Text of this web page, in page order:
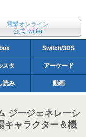
電撃オンライン
公式Twitter
Switch/3DS
スタ アーケード
読み 動画
ジージェネレーシ
キャラクター＆機